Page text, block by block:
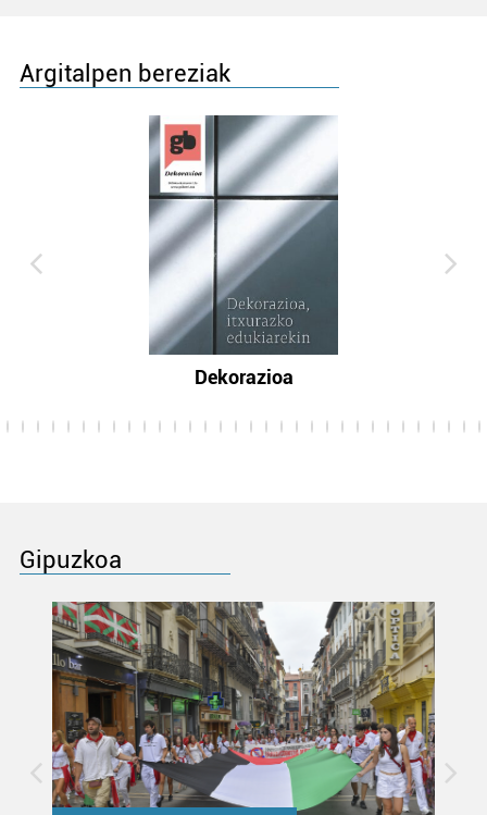
Argitalpen bereziak
Dekorazioa
Gipuzkoa